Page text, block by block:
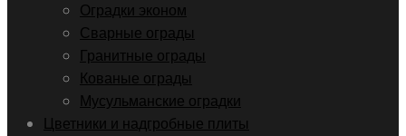
Оградки эконом
Сварные ограды
Гранитные ограды
Кованые ограды
Мусульманские оградки
Цветники и надгробные плиты